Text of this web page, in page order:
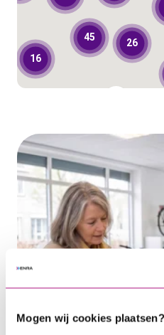
Mogen wij cookies plaatsen?
45 26
16